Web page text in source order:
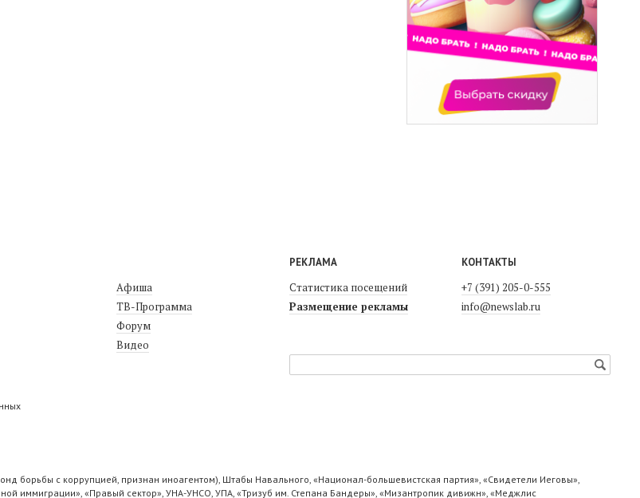
Афиша
ТВ-Программа
Форум
Видео
РЕКЛАМА
Статистика посещений
Размещение рекламы
КОНТАКТЫ
+7 (391) 205-0-555
info@newslab.ru
борьбы с коррупцией, признан иноагентом), Штабы Навального, «Национал-большевистская партия», «Свидетели Иеговы»,
иммиграции», «Правый сектор», УНА-УНСО, УПА, «Тризуб им. Степана Бандеры», «Мизантропик дивижн», «Меджлис